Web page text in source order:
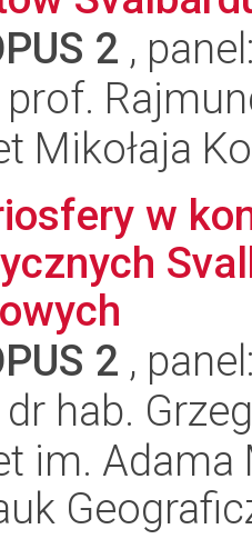
2 ,
Mikołaja
w
2 ,
hab.
im.